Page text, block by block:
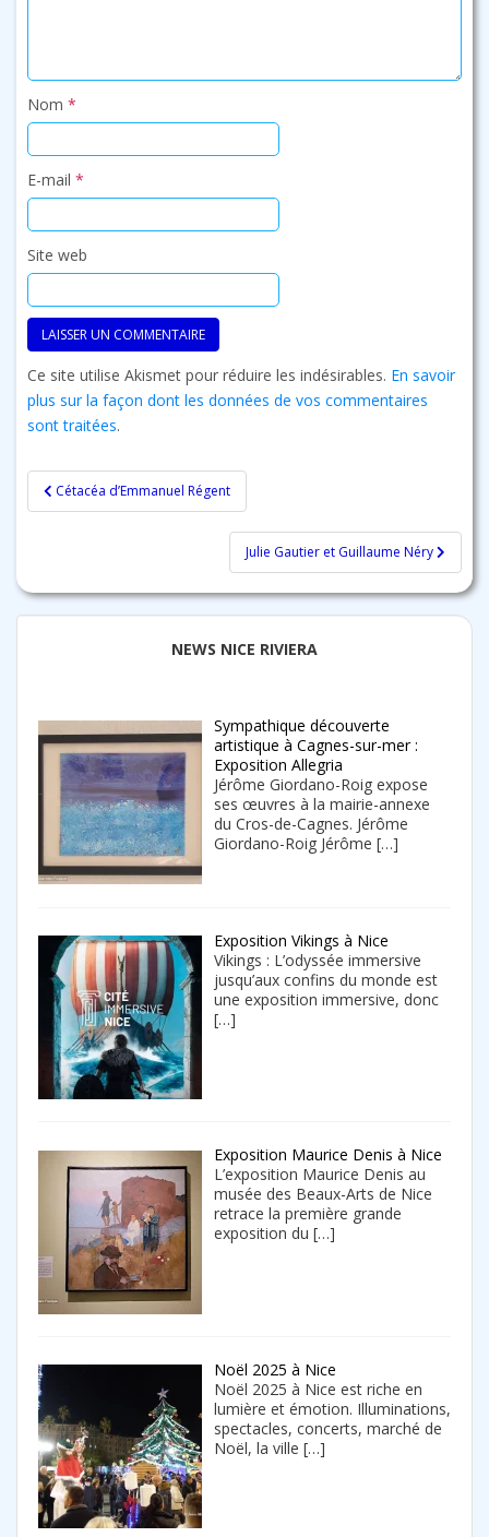
Nom *
E-mail *
Site web
Ce site utilise Akismet pour réduire les indésirables. En savoir
plus sur la façon dont les données de vos commentaires
sont traitées.
Navigation
de
Cétacéa d’Emmanuel Régent
Julie Gautier et Guillaume Néry
NEWS NICE RIVIERA
Sympathique découverte
artistique à Cagnes-sur-mer :
Exposition Allegria
Jérôme Giordano-Roig expose
ses œuvres à la mairie-annexe
du Cros-de-Cagnes. Jérôme
Giordano-Roig Jérôme […]
Exposition Vikings à Nice
Vikings : L’odyssée immersive
jusqu’aux confins du monde est
une exposition immersive, donc
[…]
Exposition Maurice Denis à Nice
L’exposition Maurice Denis au
musée des Beaux-Arts de Nice
retrace la première grande
exposition du […]
Noël 2025 à Nice
Noël 2025 à Nice est riche en
lumière et émotion. Illuminations,
spectacles, concerts, marché de
Noël, la ville […]